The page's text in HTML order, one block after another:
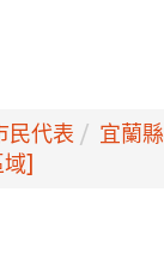
民代表 宜蘭縣
]